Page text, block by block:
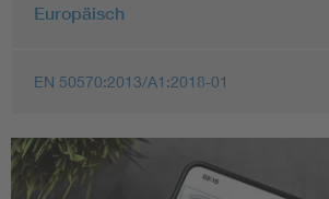
Europäisch
EN 50570:2013/A1:2018-01